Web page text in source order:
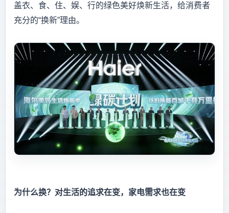
盖衣、食、住、娱、行的绿色美好焕新生活，给消费者
充分的“换新”理由。
为什么换？对生活的追求在变，家电需求也在变